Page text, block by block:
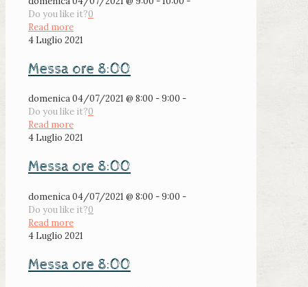
Do you like it?0
Read more
4 Luglio 2021
Messa ore 8:00
domenica 04/07/2021 @ 8:00 - 9:00 -
Do you like it?0
Read more
4 Luglio 2021
Messa ore 8:00
domenica 04/07/2021 @ 8:00 - 9:00 -
Do you like it?0
Read more
4 Luglio 2021
Messa ore 8:00